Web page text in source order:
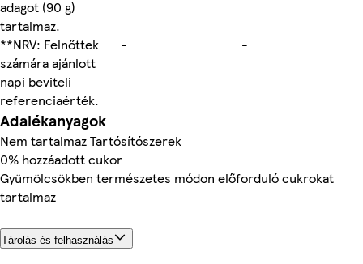
adagot (90 g)
tartalmaz.
**NRV: Felnőttek
számára ajánlott
napi beviteli
referenciaérték.
- -
Adalékanyagok
Nem tartalmaz Tartósítószerek
0% hozzáadott cukor
Gyümölcsökben természetes módon előforduló cukrokat
tartalmaz
Tárolás és felhasználás